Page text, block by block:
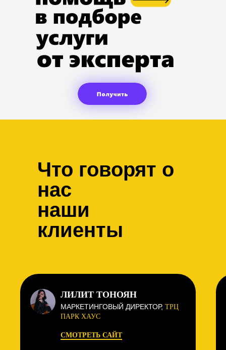
Что говорят о
нас
наши
клиенты
ЛИЛИТ ТОНОЯН
МАРКЕТИНГОВЫЙ ДИРЕКТОР, ТРЦ
ПАРК ХАУС
СМОТРЕТЬ САЙТ